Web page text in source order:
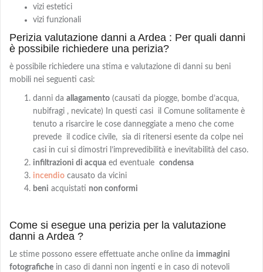
vizi estetici
vizi funzionali
Perizia valutazione danni a Ardea : Per quali danni
è possibile richiedere una perizia?
è possibile richiedere una stima e valutazione di danni su beni
mobili nei seguenti casi:
danni da allagamento (causati da piogge, bombe d’acqua,
nubifragi , nevicate) In questi casi il Comune solitamente è
tenuto a risarcire le cose danneggiate a meno che come
prevede il codice civile, sia di ritenersi esente da colpe nei
casi in cui si dimostri l’imprevedibilità e inevitabilità del caso.
infiltrazioni di acqua ed eventuale condensa
incendio causato da vicini
beni acquistati non conformi
Come si esegue una perizia per la valutazione
danni a Ardea ?
Le stime possono essere effettuate anche online da immagini
fotografiche in caso di danni non ingenti e in caso di notevoli